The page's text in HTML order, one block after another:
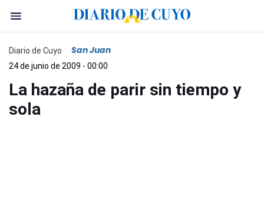
Diario de Cuyo San Juan
24 de junio de 2009 - 00:00
La hazaña de parir sin tiempo y
sola